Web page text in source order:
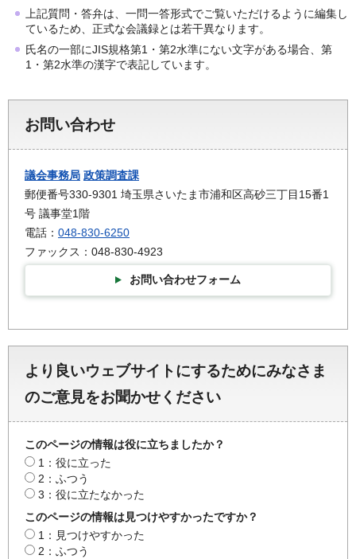
上記質問・答弁は、一問一答形式でご覧いただけるように編集し
ているため、正式な会議録とは若干異なります。
氏名の一部にJIS規格第1・第2水準にない文字がある場合、第
1・第2水準の漢字で表記しています。
お問い合わせ
議会事務局 政策調査課
郵便番号330-9301 埼玉県さいたま市浦和区高砂三丁目15番1
号 議事堂1階
電話： 048-830-6250
ファックス：048-830-4923
お問い合わせフォーム
より良いウェブサイトにするためにみなさま
のご意見をお聞かせください
このページの情報は役に立ちましたか？
1：役に立った
2：ふつう
3：役に立たなかった
このページの情報は見つけやすかったですか？
1：見つけやすかった
2：ふつう